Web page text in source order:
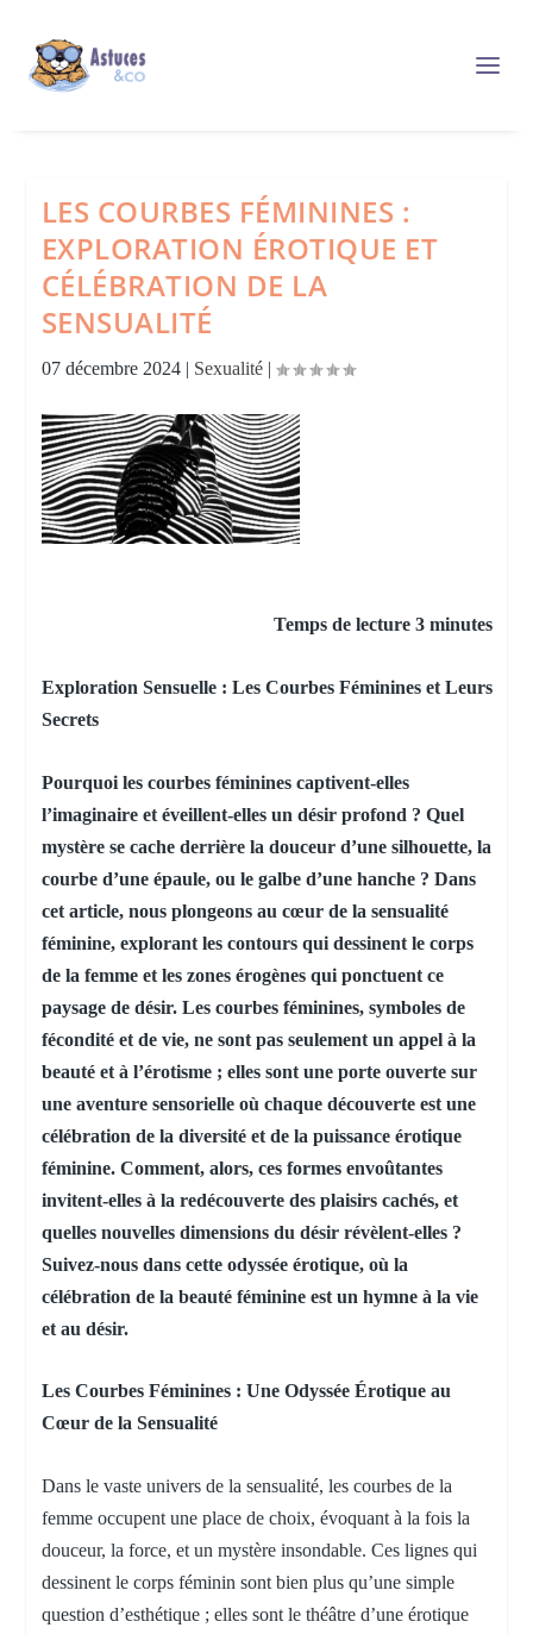
LES COURBES FÉMININES :
EXPLORATION ÉROTIQUE ET
CÉLÉBRATION DE LA
SENSUALITÉ
07 décembre 2024| Sexualité|
Temps de lecture 3 minutes
Exploration Sensuelle : Les Courbes Féminines et Leurs
Secrets
Pourquoi les courbes féminines captivent-elles
l’imaginaire et éveillent-elles un désir profond ? Quel
mystère se cache derrière la douceur d’une silhouette, la
courbe d’une épaule, ou le galbe d’une hanche ? Dans
cet article, nous plongeons au cœur de la sensualité
féminine, explorant les contours qui dessinent le corps
de la femme et les zones érogènes qui ponctuent ce
paysage de désir. Les courbes féminines, symboles de
fécondité et de vie, ne sont pas seulement un appel à la
beauté et à l’érotisme ; elles sont une porte ouverte sur
une aventure sensorielle où chaque découverte est une
célébration de la diversité et de la puissance érotique
féminine. Comment, alors, ces formes envoûtantes
invitent-elles à la redécouverte des plaisirs cachés, et
quelles nouvelles dimensions du désir révèlent-elles ?
Suivez-nous dans cette odyssée érotique, où la
célébration de la beauté féminine est un hymne à la vie
et au désir.
Les Courbes Féminines : Une Odyssée Érotique au
Cœur de la Sensualité
Dans le vaste univers de la sensualité, les courbes de la
femme occupent une place de choix, évoquant à la fois la
douceur, la force, et un mystère insondable. Ces lignes qui
dessinent le corps féminin sont bien plus qu’une simple
question d’esthétique ; elles sont le théâtre d’une érotique